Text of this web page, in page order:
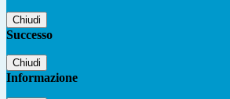
Chiudi
Successo
Chiudi
Informazione